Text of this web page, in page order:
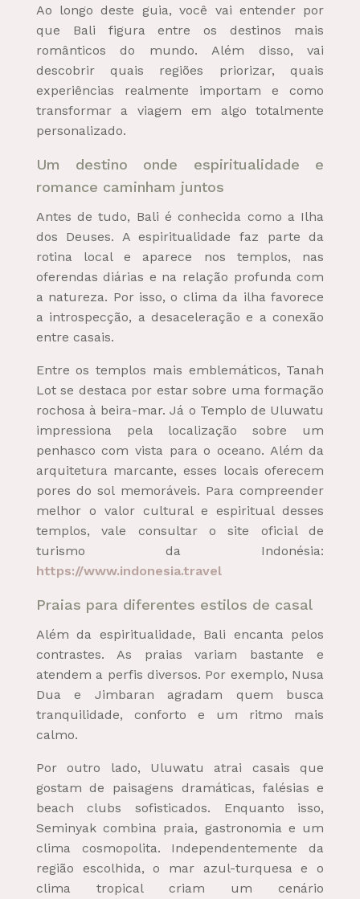
Ao longo deste guia, você vai entender por
que Bali figura entre os destinos mais
românticos do mundo. Além disso, vai
descobrir quais regiões priorizar, quais
experiências realmente importam e como
transformar a viagem em algo totalmente
personalizado.
Um destino onde espiritualidade e
romance caminham juntos
Antes de tudo, Bali é conhecida como a Ilha
dos Deuses. A espiritualidade faz parte da
rotina local e aparece nos templos, nas
oferendas diárias e na relação profunda com
a natureza. Por isso, o clima da ilha favorece
a introspecção, a desaceleração e a conexão
entre casais.
Entre os templos mais emblemáticos, Tanah
Lot se destaca por estar sobre uma formação
rochosa à beira-mar. Já o Templo de Uluwatu
impressiona pela localização sobre um
penhasco com vista para o oceano. Além da
arquitetura marcante, esses locais oferecem
pores do sol memoráveis. Para compreender
melhor o valor cultural e espiritual desses
templos, vale consultar o site oficial de
turismo da Indonésia:
https://www.indonesia.travel
Praias para diferentes estilos de casal
Além da espiritualidade, Bali encanta pelos
contrastes. As praias variam bastante e
atendem a perfis diversos. Por exemplo, Nusa
Dua e Jimbaran agradam quem busca
tranquilidade, conforto e um ritmo mais
calmo.
Por outro lado, Uluwatu atrai casais que
gostam de paisagens dramáticas, falésias e
beach clubs sofisticados. Enquanto isso,
Seminyak combina praia, gastronomia e um
clima cosmopolita. Independentemente da
região escolhida, o mar azul-turquesa e o
clima tropical criam um cenário